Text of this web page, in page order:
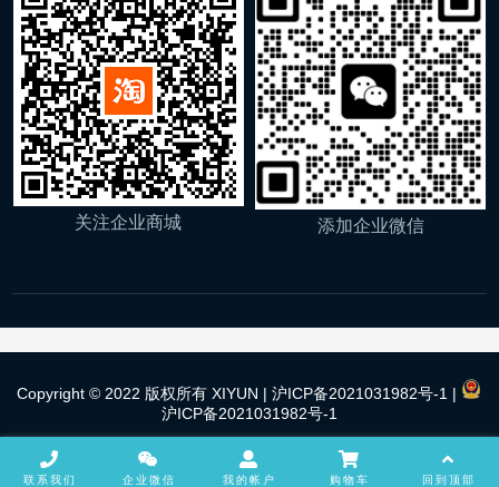
关注企业商城 添加企业微信
Copyright © 2022 版权所有 XIYUN | 沪ICP备2021031982号-1 |
沪ICP备2021031982号-1
联系我们 企业微信 我的帐户 购物车 回到顶部